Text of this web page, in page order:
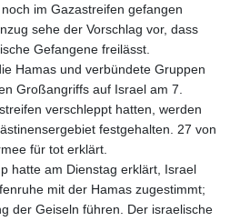
20648.821428
IMP 0.856077
INR 109.809273
im Gazastreifen gefangen
sehe der Vorschlag vor, dass
Gefangene freilässt.
Hamas und verbündete Gruppen
Großangriffs auf Israel am 7.
verschleppt hatten, werden
festgehalten. 27 von
für tot erklärt.
hatte am Dienstag erklärt, Israel
mit der Hamas zugestimmt;
der Geiseln führen. Der israelische